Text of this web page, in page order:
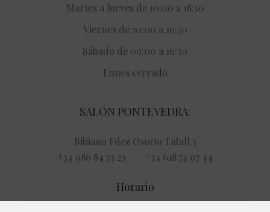
Martes a Jueves de 10:00 a 18:30
Viernes de 10:00 a 19:30
Sábado de 09:00 a 16:30
Lunes cerrado
SALÓN PONTEVEDRA:
Bibiano Fdez Osorio Tafall 5
+34 986 84 53 23 +34 618 74 07 44
Horario